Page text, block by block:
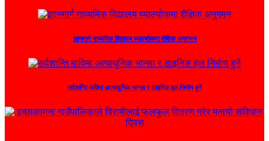
ज्ञानमार्ग माध्यमिक विद्यालय घ्याल्चोकमा शैक्षिक अनुगमन
सर्वशान्ति माविमा अत्याधुनिक भान्सा र डाइनिङ हल निर्माण हुने